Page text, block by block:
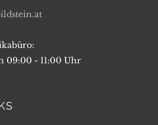
09:00 - 11:00 Uhr